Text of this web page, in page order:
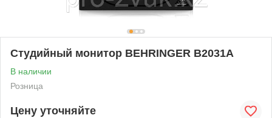
Студийный монитор BEHRINGER B2031A
В наличии
Розница
Цену уточняйте